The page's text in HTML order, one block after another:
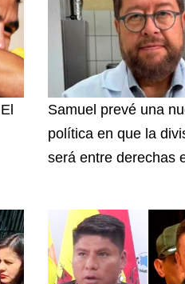
Samuel prevé una
política en que la
será entre derechas